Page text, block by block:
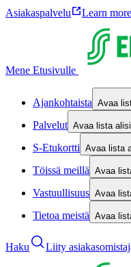
Asiakaspalvelu Learn
Mene Etusivulle
Ajankohtaista Avaa
Palvelut Avaa lista
S-Etukortti Avaa lista
Töissä meillä Avaa
Vastuullisuus Avaa
Tietoa meistä Avaa
Haku Liity